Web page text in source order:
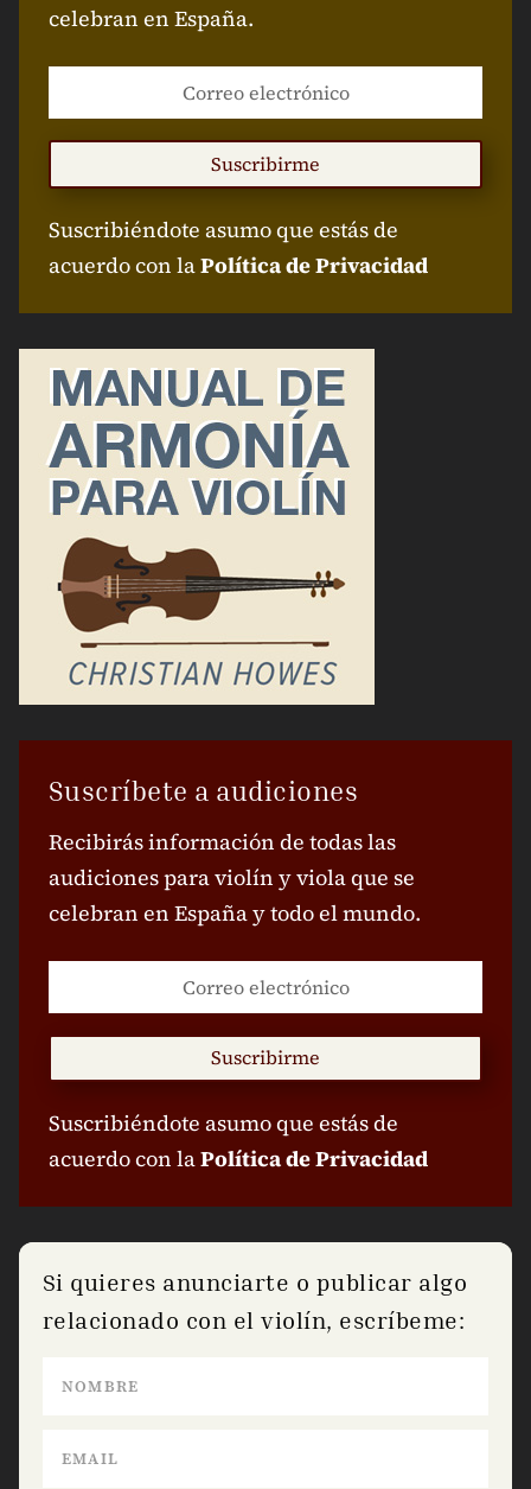
celebran en España.
Suscribirme
Suscribiéndote asumo que estás de
acuerdo con laPolítica de Privacidad
Suscríbete a audiciones
Recibirás información de todas las
audiciones para violín y viola que se
celebran en España y todo el mundo.
Suscribirme
Suscribiéndote asumo que estás de
acuerdo con laPolítica de Privacidad
Si quieres anunciarte o publicar algo
relacionado con el violín, escríbeme: